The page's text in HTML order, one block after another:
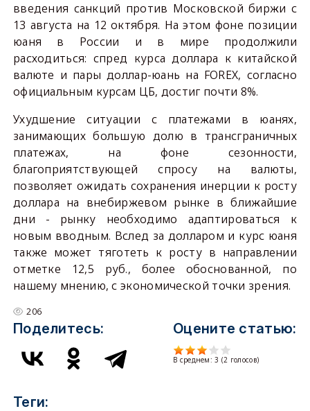
введения санкций против Московской биржи с
13 августа на 12 октября. На этом фоне позиции
юаня в России и в мире продолжили
расходиться: спред курса доллара к китайской
валюте и пары доллар-юань на FOREX, согласно
официальным курсам ЦБ, достиг почти 8%.
Ухудшение ситуации с платежами в юанях,
занимающих большую долю в трансграничных
платежах, на фоне сезонности,
благоприятствующей спросу на валюты,
позволяет ожидать сохранения инерции к росту
доллара на внебиржевом рынке в ближайшие
дни - рынку необходимо адаптироваться к
новым вводным. Вслед за долларом и курс юаня
также может тяготеть к росту в направлении
отметке 12,5 руб., более обоснованной, по
нашему мнению, с экономической точки зрения.
206
Поделитесь: Оцените статью:
В среднем:3 (2 голосов)
Теги: